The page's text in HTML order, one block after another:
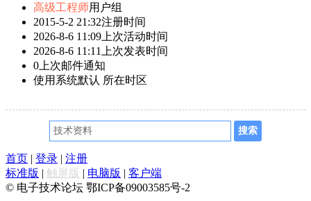
高级工程师用户组
2015-5-2 21:32注册时间
2026-8-6 11:09 上次活动时间
2026-8-6 11:11
上次发表时间
0 上次邮件通知
使用系统默认 所在时区
首页 | 登录 | 注册
标准版 | 触屏版 | 电脑版 | 客户端
© 电子技术论坛 鄂ICP备09003585号-2